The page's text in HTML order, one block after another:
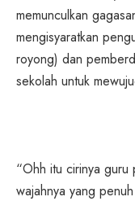
memunculkan
mengisyaratkan
royong) dan
sekolah untuk
“Ohh itu cirinya guru
wajahnya yang